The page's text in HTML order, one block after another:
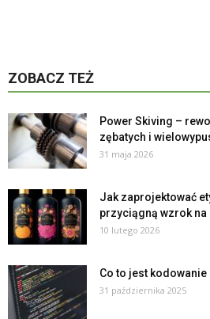
ZOBACZ TEŻ
Power Skiving –
zębatych i
31 maja 2026
Jak zaprojektować
przyciągną wzrok na
10 lutego 2026
Co to jest
31 października 2025